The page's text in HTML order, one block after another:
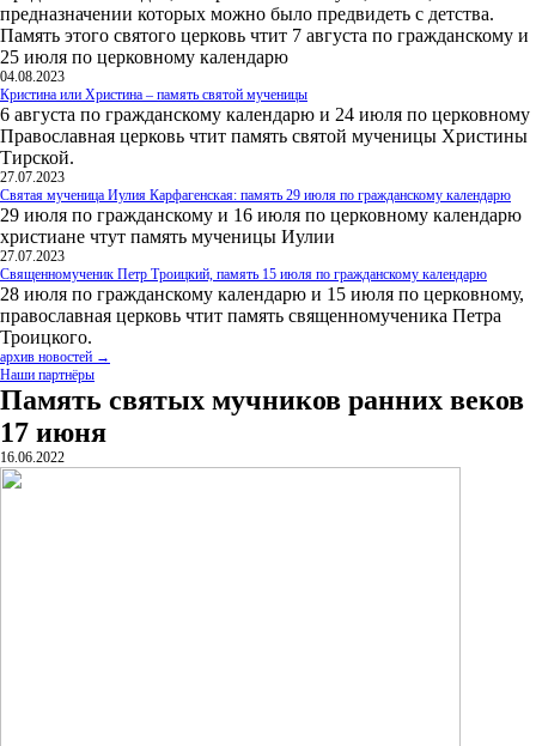
предназначении которых можно было предвидеть с детства.
Память этого святого церковь чтит 7 августа по гражданскому и
25 июля по церковному календарю
04.08.2023
Кристина или Христина – память святой мученицы
6 августа по гражданскому календарю и 24 июля по церковному
Православная церковь чтит память святой мученицы Христины
Тирской.
27.07.2023
Святая мученица Иулия Карфагенская: память 29 июля по гражданскому календарю
29 июля по гражданскому и 16 июля по церковному календарю
христиане чтут память мученицы Иулии
27.07.2023
Священномученик Петр Троицкий, память 15 июля по гражданскому календарю
28 июля по гражданскому календарю и 15 июля по церковному,
православная церковь чтит память священномученика Петра
Троицкого.
архив новостей →
Наши партнёры
Память святых мучников ранних веков
17 июня
16.06.2022